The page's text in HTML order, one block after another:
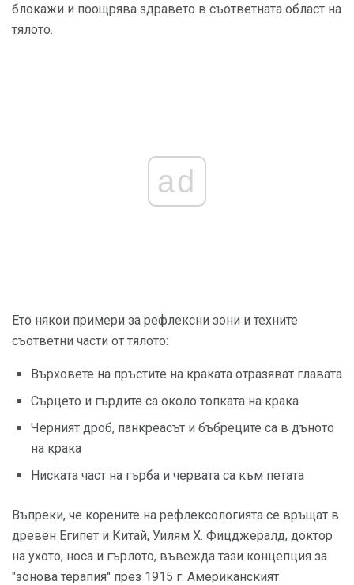
блокажи и поощрява здравето в съответната област на
тялото.
ad
Ето някои примери за рефлексни зони и техните
съответни части от тялото:
Върховете на пръстите на краката отразяват главата
Сърцето и гърдите са около топката на крака
Черният дроб, панкреасът и бъбреците са в дъното
на крака
Ниската част на гърба и червата са към петата
Въпреки, че корените на рефлексологията се връщат в
древен Египет и Китай, Уилям Х. Фицджералд, доктор
на ухото, носа и гърлото, въвежда тази концепция за
"зонова терапия" през 1915 г. Американският